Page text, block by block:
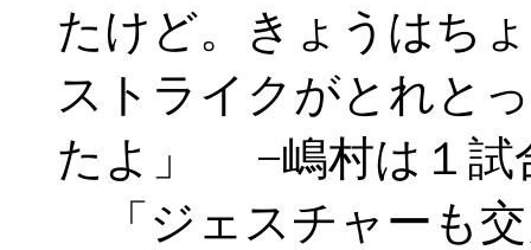
たけど。きょうはち
ストライクがとれと
たよ」 −嶋村は１試
「ジェスチャーも